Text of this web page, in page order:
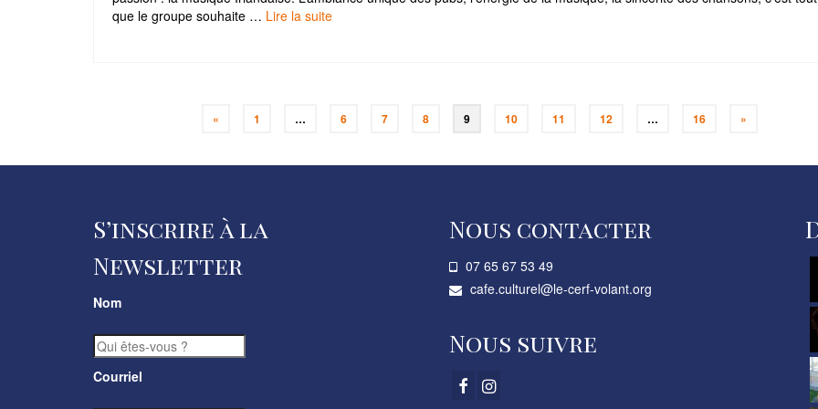
que le groupe souhaite … Lire la suite­­
Pagination
« 1 … 6 7 8 9 10 11 12 … 16 »
S’inscrire à la
Newsletter
Nom
Courriel
Nous contacter
07 65 67 53 49­
cafe.culturel@le-cerf-volant.org
Nous suivre